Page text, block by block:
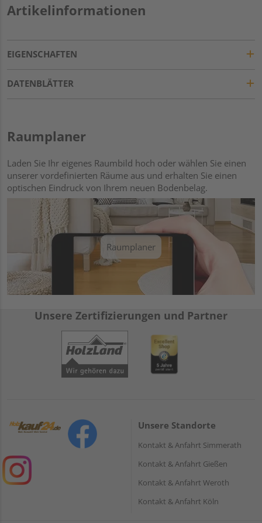
Artikelinformationen
EIGENSCHAFTEN
DATENBLÄTTER
Raumplaner
Laden Sie Ihr eigenes Raumbild hoch oder wählen Sie einen
unserer vordefinierten Räume aus und erhalten Sie einen
optischen Eindruck von Ihrem neuen Bodenbelag.
Raumplaner
Unsere Zertifizierungen und Partner
Unsere Standorte
Kontakt & Anfahrt Simmerath
Kontakt & Anfahrt Gießen
Kontakt & Anfahrt Weroth
Kontakt & Anfahrt Köln